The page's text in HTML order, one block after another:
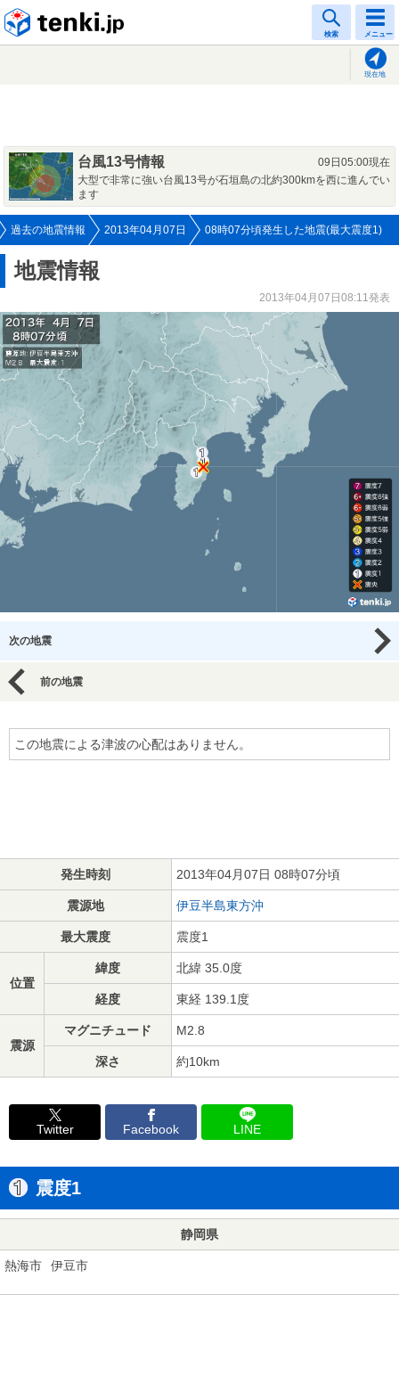
検索 メニュー
現在地
台風13号情報
09日05:00現在
大型で非常に強い台風13号が石垣島の北約300kmを西に進んでい
ます
過去の地震情報 2013年04月07日 08時07分頃発生した地震(最大震度1)
地震情報
2013年04月07日08:11発表
次の地震
前の地震
この地震による津波の心配はありません。
発生時刻 2013年04月07日 08時07分頃
震源地 伊豆半島東方沖
最大震度 震度1
位置
緯度 北緯 35.0度
経度 東経 139.1度
震源
マグニチュード M2.8
深さ 約10km
Twitter Facebook LINE
震度1
静岡県
熱海市 伊豆市